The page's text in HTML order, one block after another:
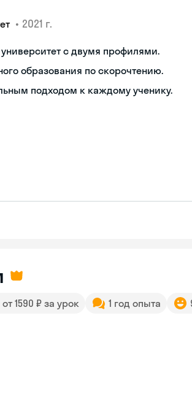
• 2021 г.
с двумя профилями.
образования по скорочтению.
подходом к каждому ученику.
от 1590 ₽ за урок 1 год опыта